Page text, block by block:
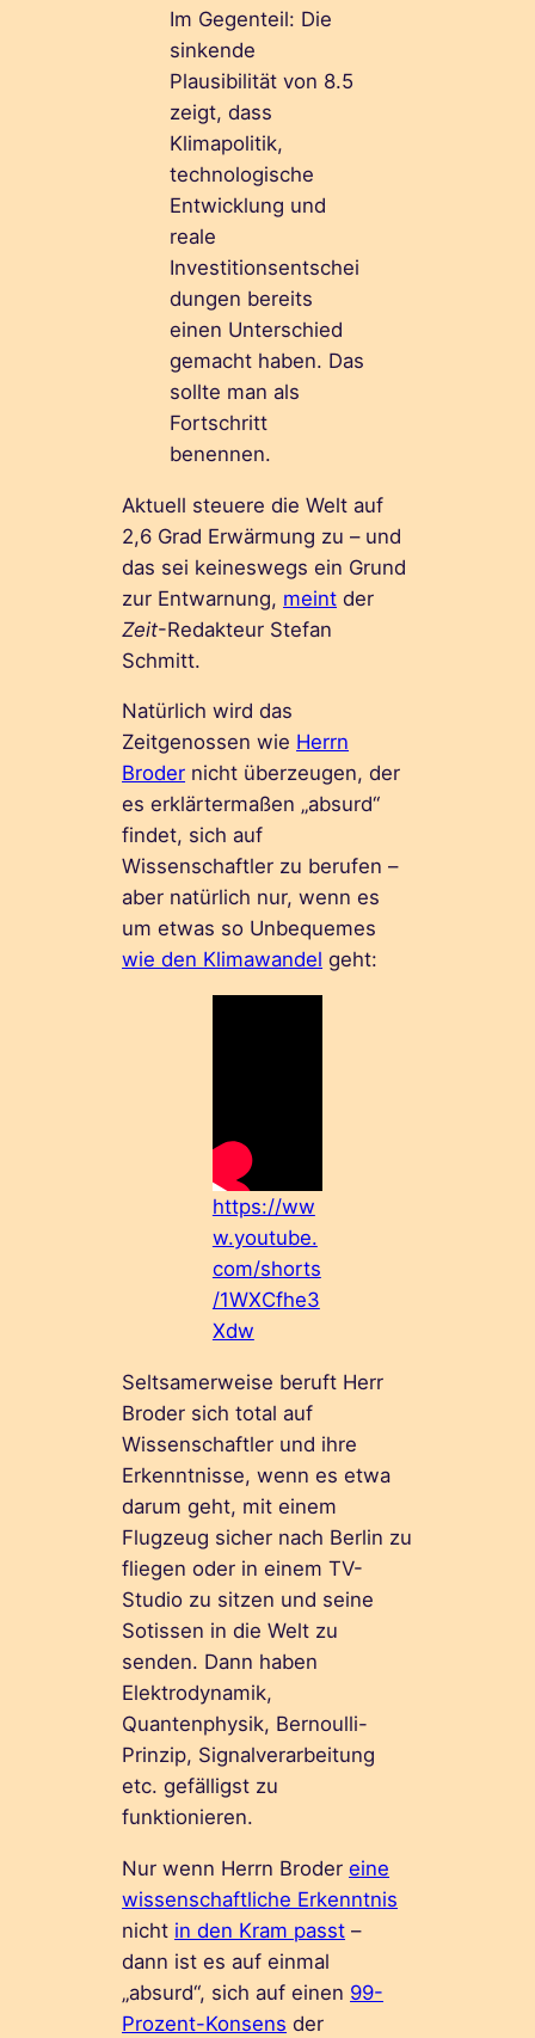
Im Gegenteil: Die
sinkende
Plausibilität von 8.5
zeigt, dass
Klimapolitik,
technologische
Entwicklung und
reale
Investitionsentschei
dungen bereits
einen Unterschied
gemacht haben. Das
sollte man als
Fortschritt
benennen.
Aktuell steuere die Welt auf
2,6 Grad Erwärmung zu – und
das sei keineswegs ein Grund
zur Entwarnung, meint der
Zeit-Redakteur Stefan
Schmitt.
Natürlich wird das
Zeitgenossen wie Herrn
Broder nicht überzeugen, der
es erklärtermaßen „absurd“
findet, sich auf
Wissenschaftler zu berufen –
aber natürlich nur, wenn es
um etwas so Unbequemes
wie den Klimawandel geht:
https://ww
w.youtube.
com/shorts
/1WXCfhe3
Xdw
Seltsamerweise beruft Herr
Broder sich total auf
Wissenschaftler und ihre
Erkenntnisse, wenn es etwa
darum geht, mit einem
Flugzeug sicher nach Berlin zu
fliegen oder in einem TV-
Studio zu sitzen und seine
Sotissen in die Welt zu
senden. Dann haben
Elektrodynamik,
Quantenphysik, Bernoulli-
Prinzip, Signalverarbeitung
etc. gefälligst zu
funktionieren.
Nur wenn Herrn Brodereine
wissenschaftliche Erkenntnis
nicht in den Kram passt –
dann ist es auf einmal
„absurd“, sich auf einen 99-
Prozent-Konsens der